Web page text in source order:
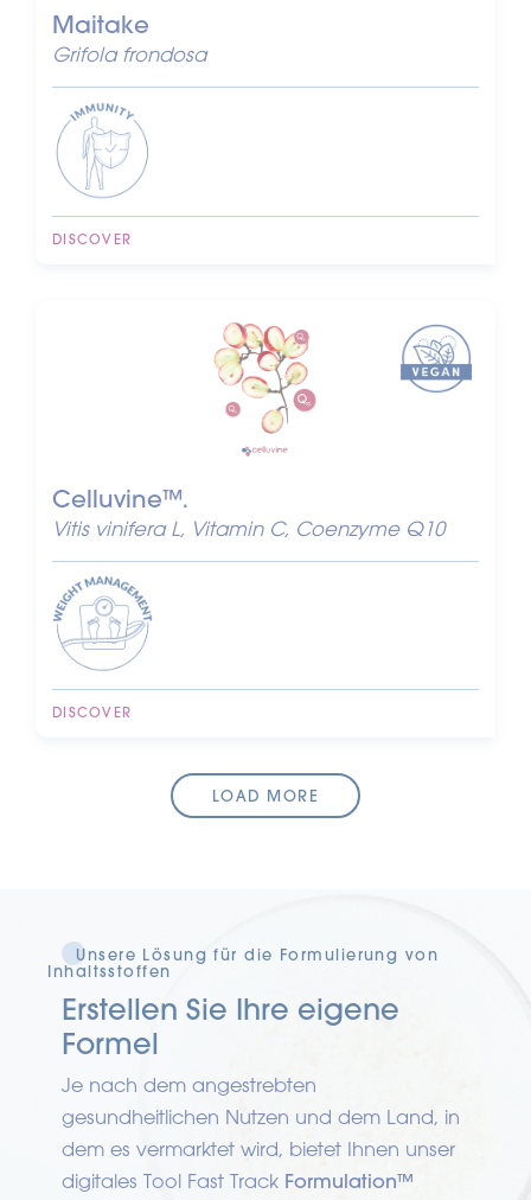
Maitake
Grifola frondosa
DISCOVER
Celluvine™.
Vitis vinifera L, Vitamin C, Coenzyme Q10
DISCOVER
LOAD MORE
Erstellen Sie Ihre eigene
Formel
Unsere Lösung für die Formulierung von
Inhaltsstoffen
Je nach dem angestrebten
gesundheitlichen Nutzen und dem Land, in
dem es vermarktet wird, bietet Ihnen unser
digitales Tool Fast Track Formulation™